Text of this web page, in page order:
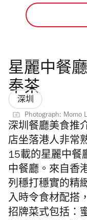
星麗中餐
奉茶
深圳
Photograph: Momo
深圳餐廳美食推
店坐落港人非常
15載的星麗中餐
中餐廳。來自香
列穩打穩實的精
入時令食材配搭
招牌菜式包括：